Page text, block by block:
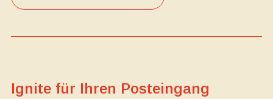
Ignite für Ihren Posteingang